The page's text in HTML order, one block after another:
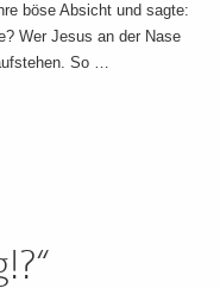
böse Absicht und sagte:
Wer Jesus an der Nase
So …